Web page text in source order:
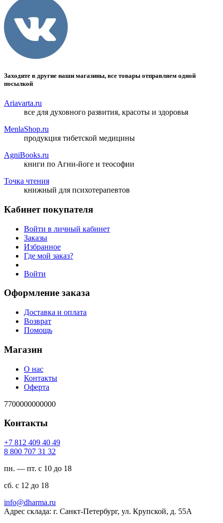
Заходите в другие наши магазины, все товары отправляем одной
посылкой
Ariavarta.ru
все для духовного развития, красоты и здоровья
MenlaShop.ru
продукция тибетской медицины
AgniBooks.ru
книги по Агни-йоге и теософии
Точка чтения
книжный для психотерапевтов
Кабинет покупателя
Войти в личный кабинет
Заказы
Избранное
Где мой заказ?
Войти
Оформление заказа
Доставка и оплата
Возврат
Помощь
Магазин
О нас
Контакты
Оферта
7700000000000
Контакты
94 04 904 218 7+
23 13 707 008 8
пн. — пт. с 10 до 18
сб. с 12 до 18
ur.amrahd@ofni
Адрес склада: г. Санкт-Петербург, ул. Крупской, д. 55А